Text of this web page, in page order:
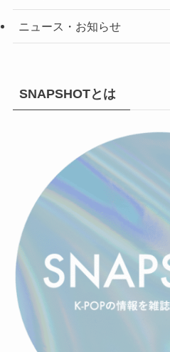
ニュース・お知らせ
SNAPSHOTとは